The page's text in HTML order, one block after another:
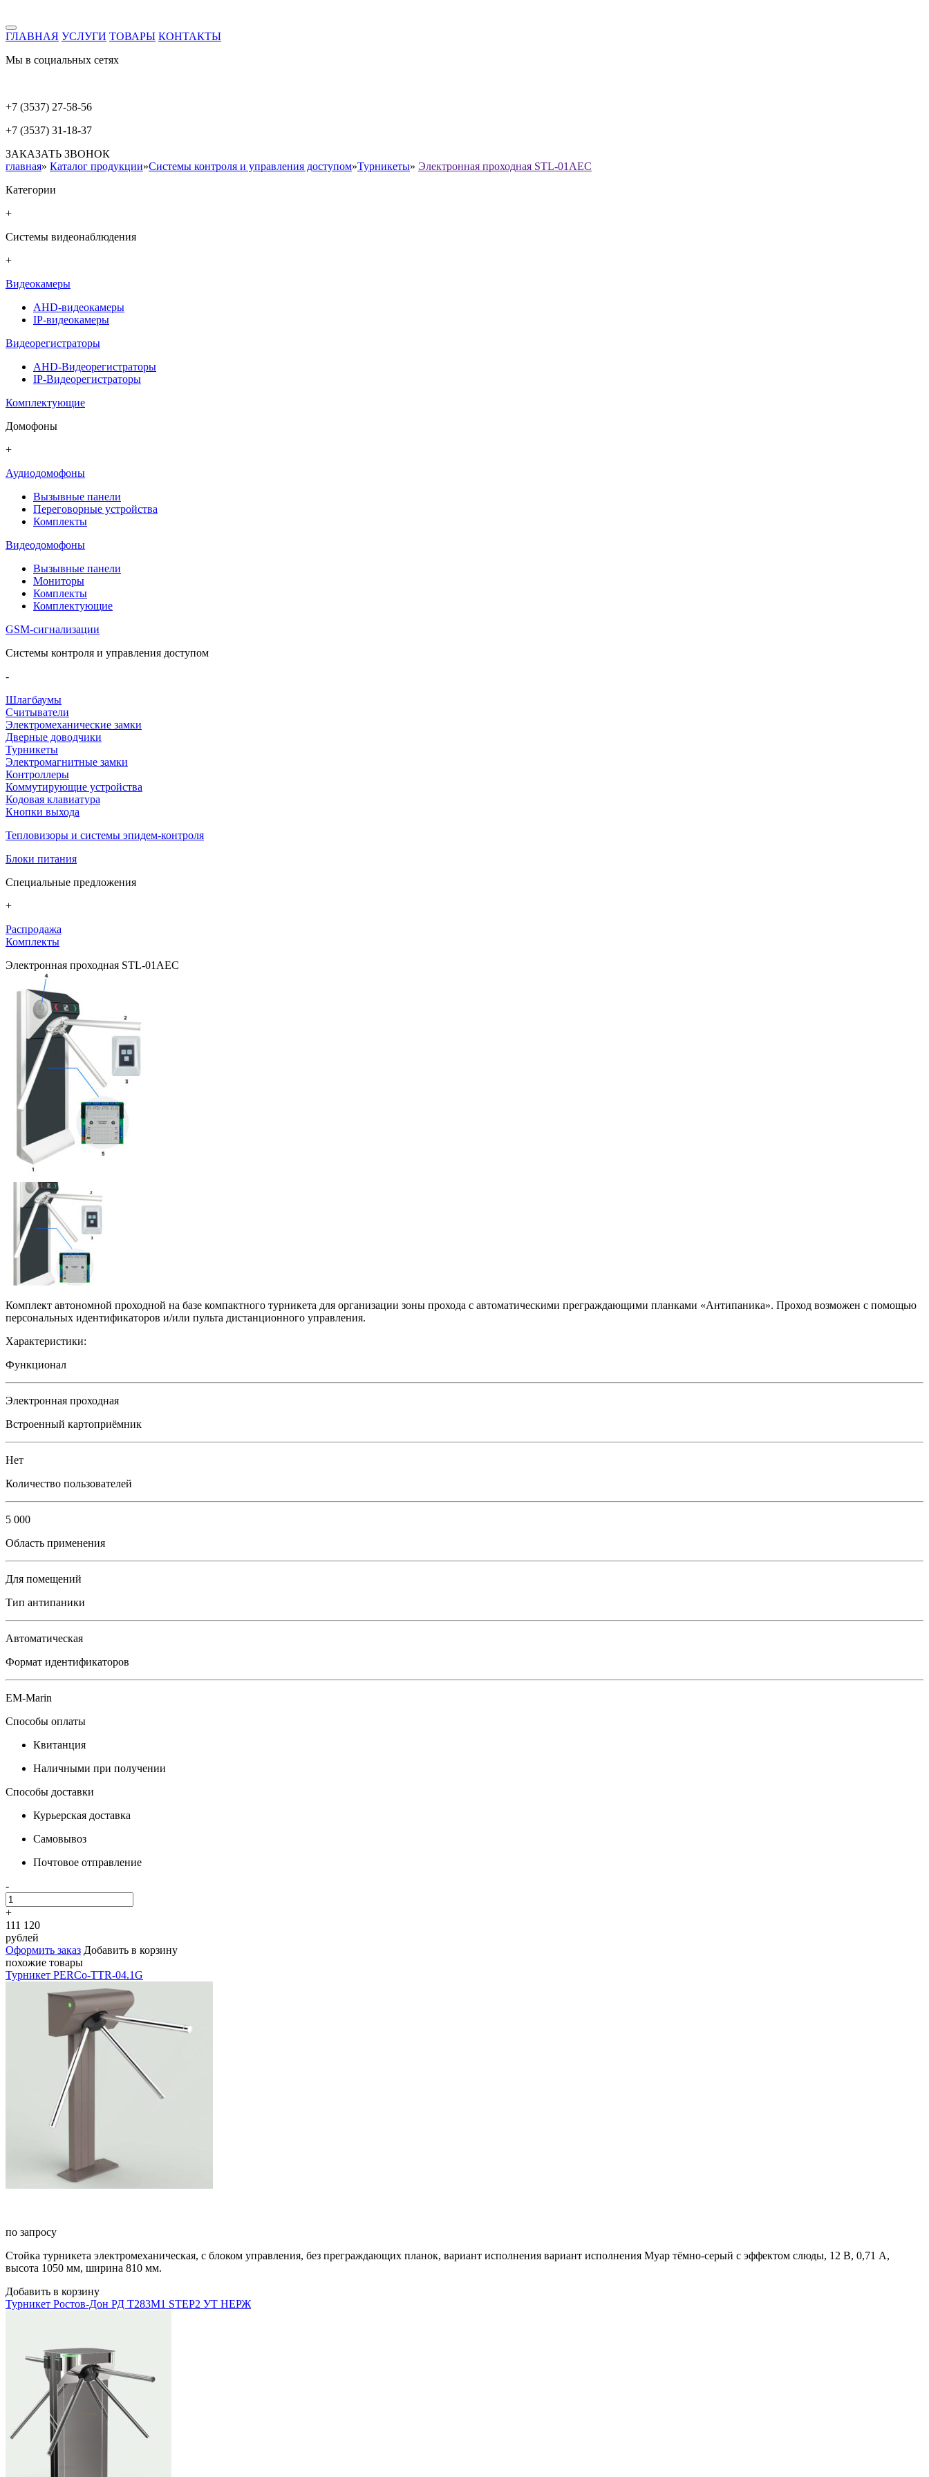
ГЛАВНАЯ УСЛУГИ ТОВАРЫ КОНТАКТЫ
Мы в социальных сетях
+7 (3537) 27-58-56
+7 (3537) 31-18-37
ЗАКАЗАТЬ ЗВОНОК
главная» Каталог продукции»Системы контроля и управления доступом»Турникеты» Электронная проходная STL-01AEC
Категории
+
Системы видеонаблюдения
+
Видеокамеры
AHD-видеокамеры
IP-видеокамеры
Видеорегистраторы
AHD-Видеорегистраторы
IP-Видеорегистраторы
Комплектующие
Домофоны
+
Аудиодомофоны
Вызывные панели
Переговорные устройства
Комплекты
Видеодомофоны
Вызывные панели
Мониторы
Комплекты
Комплектующие
GSM-сигнализации
Системы контроля и управления доступом
-
Шлагбаумы
Считыватели
Электромеханические замки
Дверные доводчики
Турникеты
Электромагнитные замки
Контроллеры
Коммутирующие устройства
Кодовая клавиатура
Кнопки выхода
Тепловизоры и системы эпидем-контроля
Блоки питания
Специальные предложения
+
Распродажа
Комплекты
Электронная проходная STL-01AEC
Комплект автономной проходной на базе компактного турникета для организации зоны прохода с автоматическими преграждающими планками «Антипаника». Проход возможен с помощью
персональных идентификаторов и/или пульта дистанционного управления.
Характеристики:
Функционал
Электронная проходная
Встроенный картоприёмник
Нет
Количество пользователей
5 000
Область применения
Для помещений
Тип антипаники
Автоматическая
Формат идентификаторов
EM-Marin
Способы оплаты
Квитанция
Наличными при получении
Способы доставки
Курьерская доставка
Самовывоз
Почтовое отправление
-
+
111 120
рублей
Оформить заказ Добавить в корзину
похожие товары
Турникет PERCo-TTR-04.1G
по запросу
Стойка турникета электромеханическая, с блоком управления, без преграждающих планок, вариант исполнения вариант исполнения Муар тёмно-серый с эффектом слюды, 12 В, 0,71 А,
высота 1050 мм, ширина 810 мм.
Добавить в корзину
Турникет Ростов-Дон РД Т283М1 STEP2 УТ НЕРЖ